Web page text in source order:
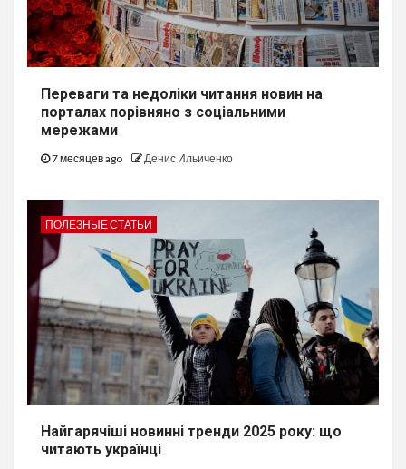
Переваги та недоліки читання новин на
порталах порівняно з соціальними
мережами
7 месяцев ago Денис Ильиченко
ПОЛЕЗНЫЕ СТАТЬИ
Найгарячіші новинні тренди 2025 року: що
читають українці